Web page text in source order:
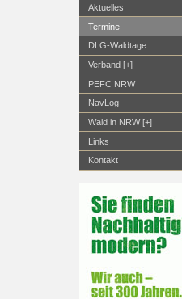
Aktuelles
Termine
DLG-Waldtage
Verband [+]
PEFC NRW
NavLog
Wald in NRW [+]
Links
Kontakt